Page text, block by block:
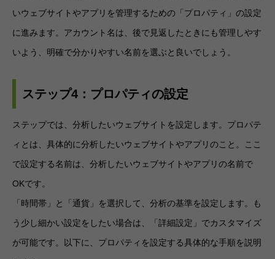
いウェブサイトやアプリを管理するための「プロパティ」の設定
に進みます。アカウント名は、後で見返したときにも管理しやす
いよう、明確で分かりやすい名前を選ぶと良いでしょう。
ステップ4：プロパティの設定
ステップでは、分析したいウェブサイトを設定します。プロパテ
ィとは、具体的に分析したいウェブサイトやアプリのこと。ここ
で設定する名前は、分析したいウェブサイトやアプリの名前で
OKです。
「時間帯」と「通貨」を選択して、分析の基準を設定します。も
う少し細かい設定をしたい場合は、「詳細設定」でカスタマイズ
が可能です。以下に、プロパティを設定する具体的な手順を説明